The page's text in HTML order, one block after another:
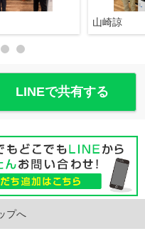
山崎諒
LINEで共有する
プへ